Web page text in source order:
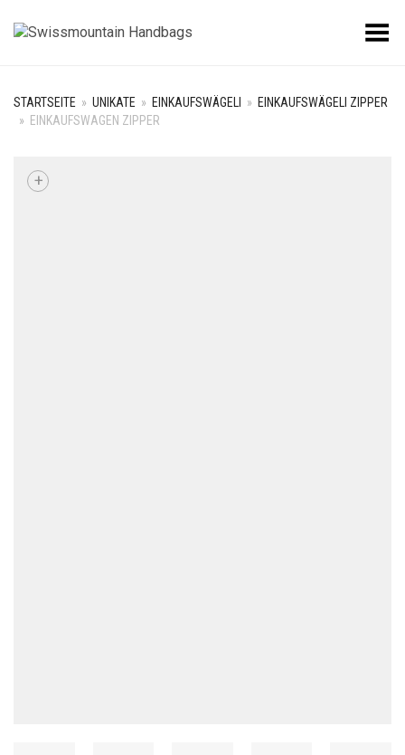
Toggle Menu
STARTSEITE » UNIKATE » EINKAUFSWÄGELI » EINKAUFSWÄGELI ZIPPER
» EINKAUFSWAGEN ZIPPER
+